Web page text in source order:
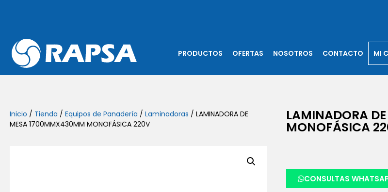
PRODUCTOS OFERTAS NOSOTROS CONTACTO MI
Inicio / Tienda / Equipos de Panadería / Laminadoras / LAMINADORA DE
MESA 1700MMX430MM MONOFÁSICA 220V
LAMINADORA
MONOFÁSICA
CONSULTAS